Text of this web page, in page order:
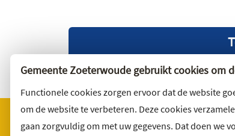
Gemeente Zoeterwoude gebruikt cookies om
Functionele cookies zorgen ervoor dat de website
om de website te verbeteren. Deze cookies
gaan zorgvuldig om met uw gegevens. Dat doen we